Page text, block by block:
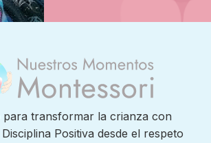
para transformar la crianza con
Positiva desde el respeto